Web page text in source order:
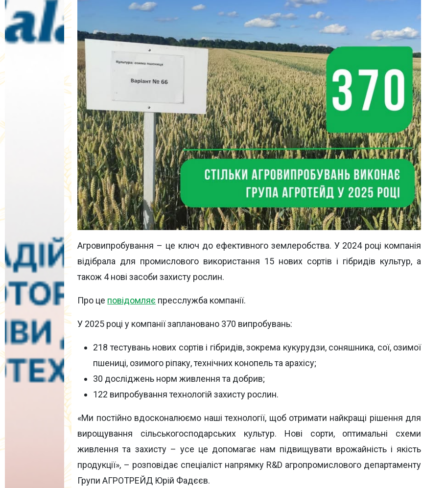
Агровипробування – це ключ до ефективного землеробства. У 2024 році компанія
відібрала для промислового використання 15 нових сортів і гібридів культур, а
також 4 нові засоби захисту рослин.
Про це повідомляє пресслужба компанії.
У 2025 році у компанії заплановано 370 випробувань:
218 тестувань нових сортів і гібридів, зокрема кукурудзи, соняшника, сої, озимої
пшениці, озимого ріпаку, технічних конопель та арахісу;
30 досліджень норм живлення та добрив;
122 випробування технологій захисту рослин.
«Ми постійно вдосконалюємо наші технології, щоб отримати найкращі рішення для
вирощування сільськогосподарських культур. Нові сорти, оптимальні схеми
живлення та захисту – усе це допомагає нам підвищувати врожайність і якість
продукції», – розповідає спеціаліст напрямку R&D агропромислового департаменту
Групи АГРОТРЕЙД Юрій Фадєєв.